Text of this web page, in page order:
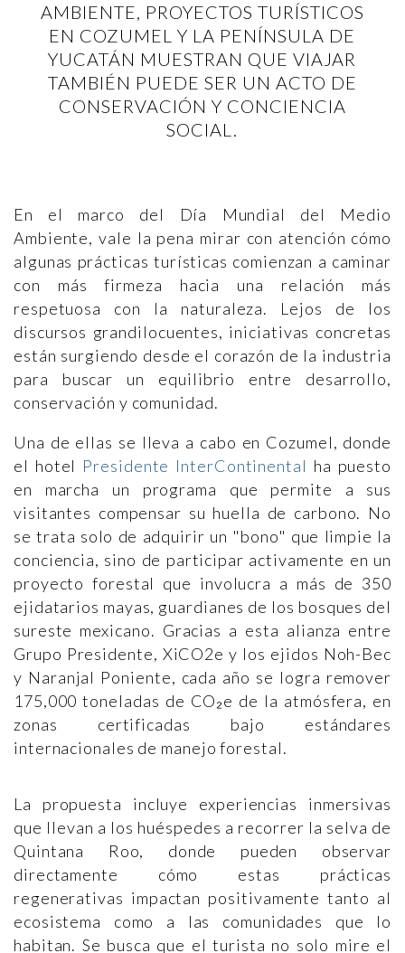
AMBIENTE, PROYECTOS TURÍSTICOS
EN COZUMEL Y LA PENÍNSULA DE
YUCATÁN MUESTRAN QUE VIAJAR
TAMBIÉN PUEDE SER UN ACTO DE
CONSERVACIÓN Y CONCIENCIA
SOCIAL.
En el marco del Día Mundial del Medio
Ambiente, vale la pena mirar con atención cómo
algunas prácticas turísticas comienzan a caminar
con más firmeza hacia una relación más
respetuosa con la naturaleza. Lejos de los
discursos grandilocuentes, iniciativas concretas
están surgiendo desde el corazón de la industria
para buscar un equilibrio entre desarrollo,
conservación y comunidad.
Una de ellas se lleva a cabo en Cozumel, donde
el hotel Presidente InterContinental ha puesto
en marcha un programa que permite a sus
visitantes compensar su huella de carbono. No
se trata solo de adquirir un "bono" que limpie la
conciencia, sino de participar activamente en un
proyecto forestal que involucra a más de 350
ejidatarios mayas, guardianes de los bosques del
sureste mexicano. Gracias a esta alianza entre
Grupo Presidente, XiCO2e y los ejidos Noh-Bec
y Naranjal Poniente, cada año se logra remover
175,000 toneladas de CO₂e de la atmósfera, en
zonas certificadas bajo estándares
internacionales de manejo forestal.
La propuesta incluye experiencias inmersivas
que llevan a los huéspedes a recorrer la selva de
Quintana Roo, donde pueden observar
directamente cómo estas prácticas
regenerativas impactan positivamente tanto al
ecosistema como a las comunidades que lo
habitan. Se busca que el turista no solo mire el